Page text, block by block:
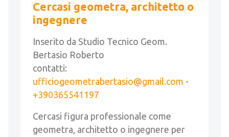
Cercasi geometra, architetto o
ingegnere
Inserito da Studio Tecnico Geom.
Bertasio Roberto
contatti:
ufficiogeometrabertasio@gmail.com -
+390365541197
Cercasi figura professionale come
geometra, architetto o ingegnere per